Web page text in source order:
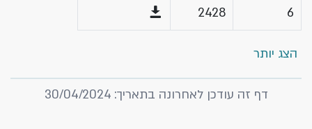
6
2428
הצג יותר
דף זה עודכן לאחרונה בתאריך: 30/04/2024